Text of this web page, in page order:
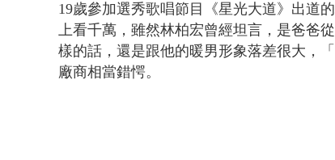
19歲參加選秀歌唱節目《星光大道》出道
上看千萬，雖然林柏宏曾經坦言，是爸爸
樣的話，還是跟他的暖男形象落差很大，
廠商相當錯愕。